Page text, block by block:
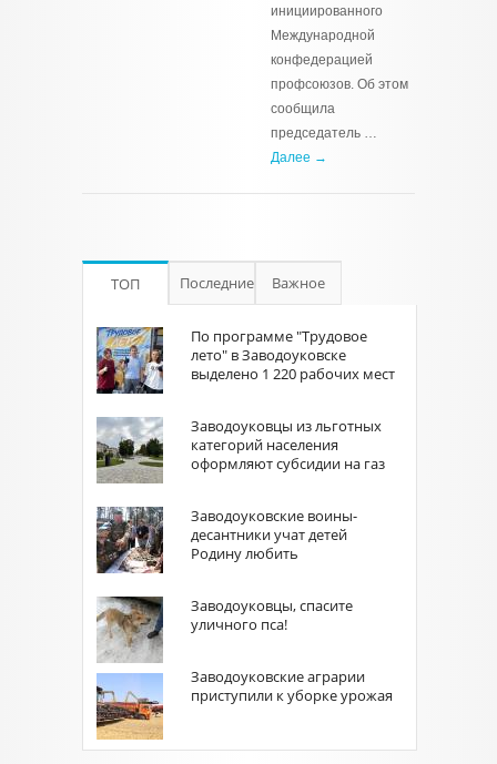
инициированного
Международной
конфедерацией
профсоюзов. Об этом
сообщила
председатель …
Далее →
ТОП Последние Важное
По программе "Трудовое
лето" в Заводоуковске
выделено 1 220 рабочих мест
Заводоуковцы из льготных
категорий населения
оформляют субсидии на газ
Заводоуковские воины-
десантники учат детей
Родину любить
Заводоуковцы, спасите
уличного пса!
Заводоуковские аграрии
приступили к уборке урожая